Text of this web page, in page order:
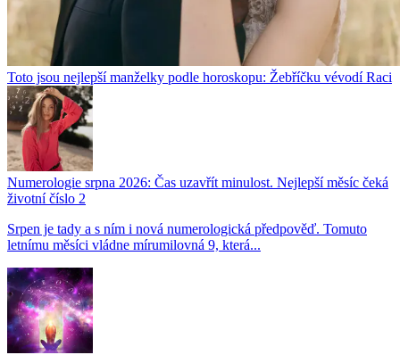
Toto jsou nejlepší manželky podle horoskopu: Žebříčku vévodí Raci
Numerologie srpna 2026: Čas uzavřít minulost. Nejlepší měsíc čeká
životní číslo 2
Srpen je tady a s ním i nová numerologická předpověď. Tomuto
letnímu měsíci vládne mírumilovná 9, která...